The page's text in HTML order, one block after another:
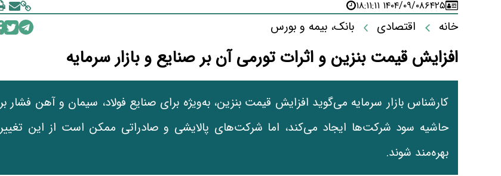
همایش و مسابقه نذری ماه صفر برگزار شد
۶۴۲۵۱۴۰۴/۰۹/۰۸ ۱۸:۱۱:۱۱
خانه اقتصادی بانک، بیمه و بورس
افزایش قیمت بنزین و اثرات تورمی آن بر صنایع و بازار سرمایه
کارشناس بازار سرمایه می‌گوید افزایش قیمت بنزین، به‌ویژه برای صنایع فولاد، سیمان و آهن فشار بر
حاشیه سود شرکت‌ها ایجاد می‌کند، اما شرکت‌های پالایشی و صادراتی ممکن است از این تغییر
بهره‌مند شوند.